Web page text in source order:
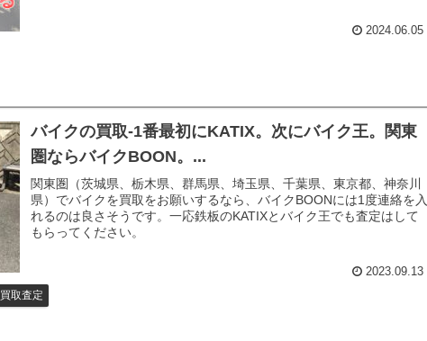
2024.06.05
バイクの買取-1番最初にKATIX。次にバイク王。関東
圏ならバイクBOON。...
関東圏（茨城県、栃木県、群馬県、埼玉県、千葉県、東京都、神奈川
県）でバイクを買取をお願いするなら、バイクBOONには1度連絡を入
れるのは良さそうです。一応鉄板のKATIXとバイク王でも査定はして
もらってください。
2023.09.13
取査定